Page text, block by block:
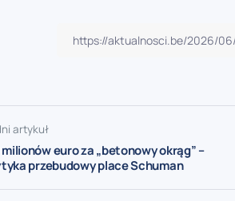
artykuł
euro za „betonowy okrąg” –
przebudowy place Schuman